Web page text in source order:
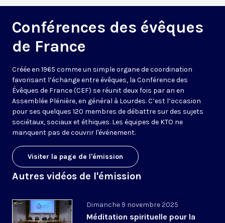
Conférences des évêques
de France
Créée en 1965 comme un simple organe de coordination
favorisant l’échange entre évêques, la Conférence des
Évêques de France (CEF) se réunit deux fois par an en
Assemblée Plénière, en général à Lourdes. C’est l’occasion
pour ses quelques 120 membres de débattre sur des sujets
sociétaux, sociaux et éthiques. Les équipes de KTO ne
manquent pas de couvrir l'événement.
Visiter la page de l'émission
Autres vidéos de l'émission
Dimanche 9 novembre 2025
Méditation spirituelle pour la